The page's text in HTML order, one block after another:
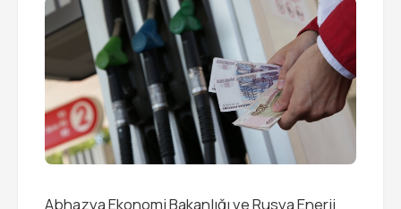
Abhazya Ekonomi Bakanlığı ve Rusya Enerji